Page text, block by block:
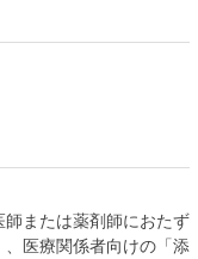
または薬剤師におたず
医療関係者向けの「添